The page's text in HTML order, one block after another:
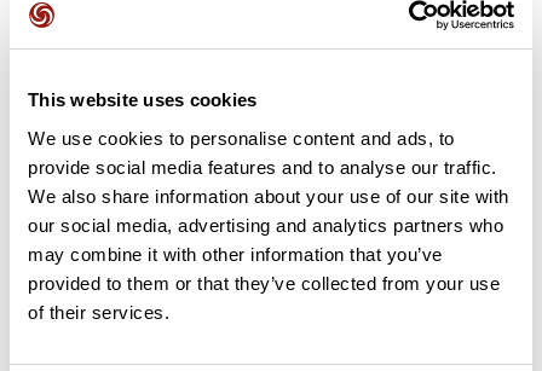
This website uses cookies
We use cookies to personalise content and ads, to
provide social media features and to analyse our traffic.
We also share information about your use of our site with
our social media, advertising and analytics partners who
may combine it with other information that you’ve
provided to them or that they’ve collected from your use
of their services.
Ajouter un avis
Découvrez ce parcours de vélo de 53,8 km à proximité de